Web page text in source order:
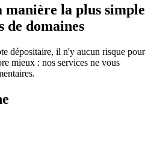
manière la plus simple
de domaines
dépositaire, il n'y aucun risque pour
mieux : nos services ne vous